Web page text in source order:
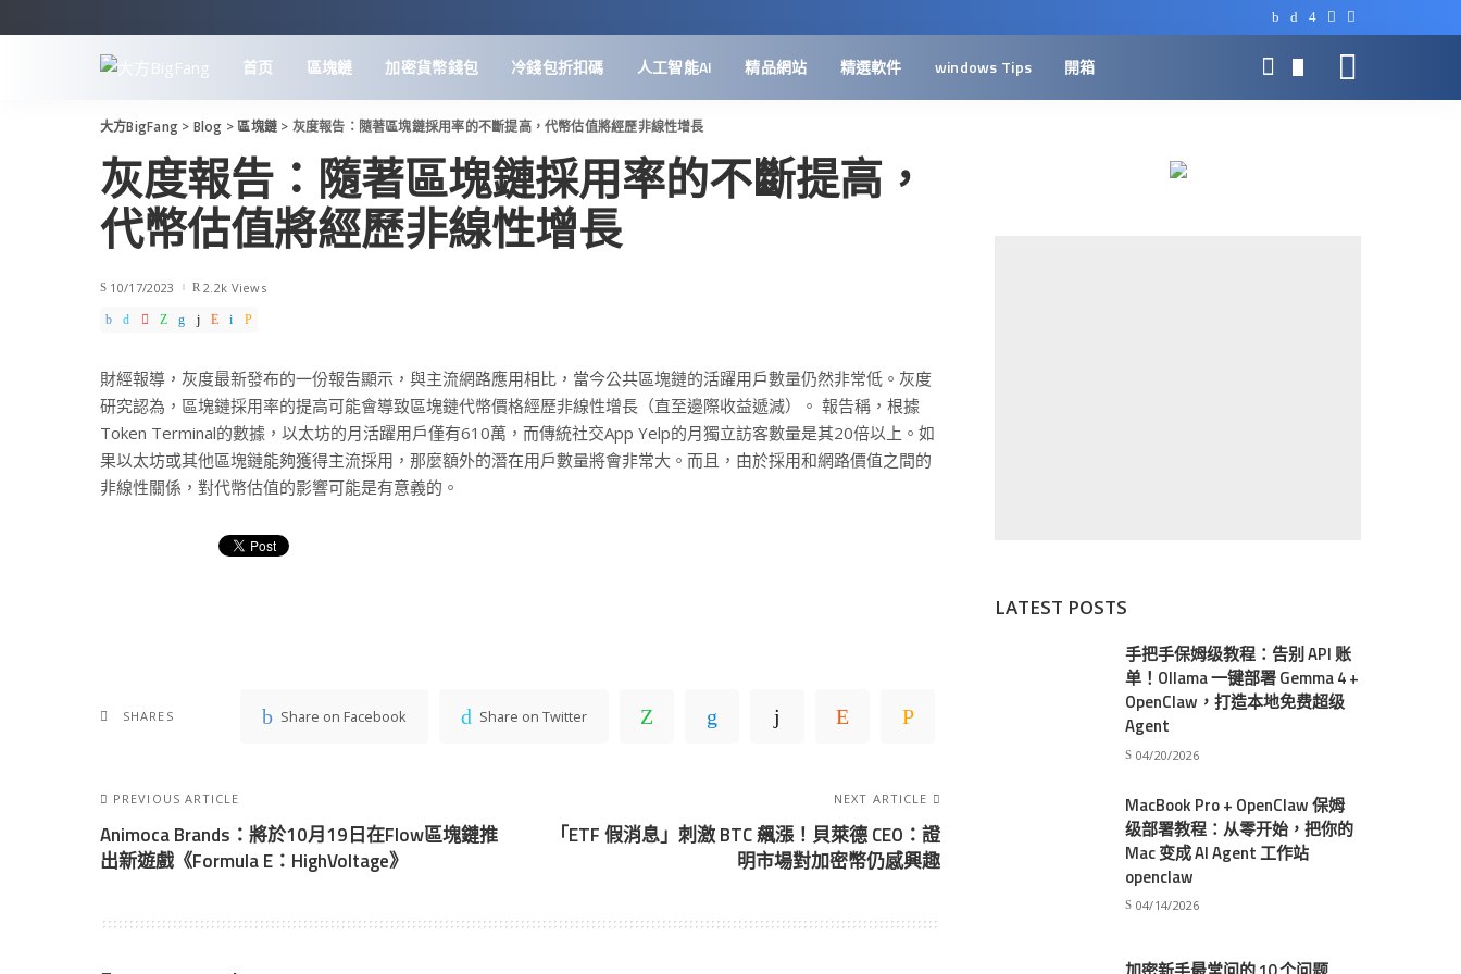
首页 區塊鏈 加密貨幣錢包 冷錢包折扣碼 人工智能AI 精品網站 精選軟件 windows Tips 開箱
大方BigFang > Blog >區塊鏈 > 灰度報告：隨著區塊鏈採用率的不斷提高，代幣估值將經歷非線性增長
灰度報告：隨著區塊鏈採用率的不斷提高，
代幣估值將經歷非線性增長
10/17/2023 2.2k Views
財經報導，灰度最新發布的一份報告顯示，與主流網路應用相比，當今公共區塊鏈的活躍用戶數量仍然非常低。灰度
研究認為，區塊鏈採用率的提高可能會導致區塊鏈代幣價格經歷非線性增長（直至邊際收益遞減）。 報告稱，根據
Token Terminal的數據，以太坊的月活躍用戶僅有610萬，而傳統社交App Yelp的月獨立訪客數量是其20倍以上。如
果以太坊或其他區塊鏈能夠獲得主流採用，那麼額外的潛在用戶數量將會非常大。而且，由於採用和網路價值之間的
非線性關係，對代幣估值的影響可能是有意義的。
SHARES Share on Facebook Share on Twitter
PREVIOUS ARTICLE
Animoca Brands：將於10月19日在Flow區塊鏈推
出新遊戲《Formula E：HighVoltage》
NEXT ARTICLE
「ETF 假消息」刺激 BTC 飆漲！貝萊德 CEO：證
明市場對加密幣仍感興趣
LATEST POSTS
手把手保姆级教程：告别 API 账
单！Ollama 一键部署 Gemma 4 +
OpenClaw，打造本地免费超级
Agent
04/20/2026
MacBook Pro + OpenClaw 保姆
级部署教程：从零开始，把你的
Mac 变成 AI Agent 工作站
openclaw
04/14/2026